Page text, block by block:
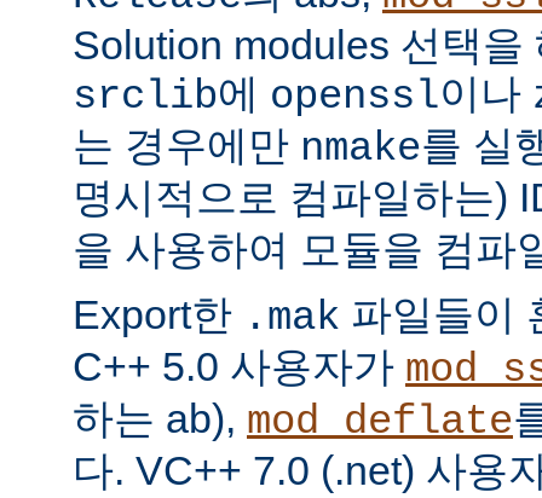
Solution modules 선택을
srclib에 openssl이나
는 경우에만 nmake를 실
명시적으로 컴파일하는)
을 사용하여 모듈을 컴파
Export한 .mak 파일들이
C++ 5.0 사용자가
하는 ab), mod_deflate
다. VC++ 7.0 (.net) 사용